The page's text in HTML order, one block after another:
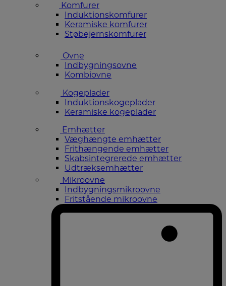
Komfurer
Induktionskomfurer
Keramiske komfurer
Støbejernskomfurer
Ovne
Indbygningsovne
Kombiovne
Kogeplader
Induktionskogeplader
Keramiske kogeplader
Emhætter
Væghængte emhætter
Frithængende emhætter
Skabsintegrerede emhætter
Udtræksemhætter
Mikroovne
Indbygningsmikroovne
Fritstående mikroovne